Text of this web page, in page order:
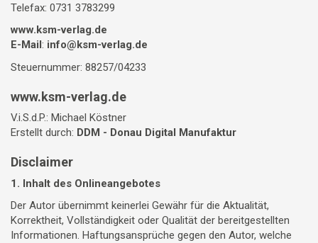
Telefax: 0731 3783299
www.ksm-verlag.de
E-Mail: info@ksm-verlag.de
Steuernummer: 88257/04233
www.ksm-verlag.de
V.i.S.d.P.: Michael Köstner
Erstellt durch: DDM - Donau Digital Manufaktur
Disclaimer
1. Inhalt des Onlineangebotes
Der Autor übernimmt keinerlei Gewähr für die Aktualität,
Korrektheit, Vollständigkeit oder Qualität der bereitgestellten
Informationen. Haftungsansprüche gegen den Autor, welche